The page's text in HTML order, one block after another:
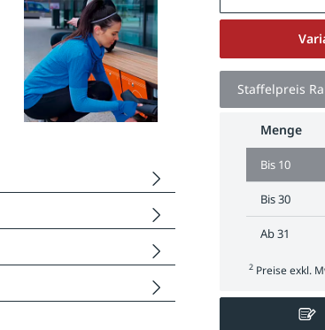
Staffelpreis
Menge
Bis 10
Bis30
Ab31
2Preise exkl.